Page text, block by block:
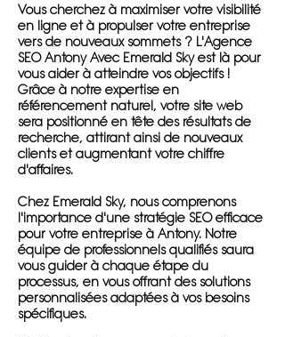
Vous cherchez à maximiser votre visibilité
en ligne et à propulser votre entreprise
vers de nouveaux sommets ? L'Agence
SEO Antony Avec Emerald Sky est là pour
vous aider à atteindre vos objectifs !
Grâce à notre expertise en
référencement naturel, votre site web
sera positionné en tête des résultats de
recherche, attirant ainsi de nouveaux
clients et augmentant votre chiffre
d'affaires.
Chez Emerald Sky, nous comprenons
l'importance d'une stratégie SEO efficace
pour votre entreprise à Antony. Notre
équipe de professionnels qualifiés saura
vous guider à chaque étape du
processus, en vous offrant des solutions
personnalisées adaptées à vos besoins
spécifiques.